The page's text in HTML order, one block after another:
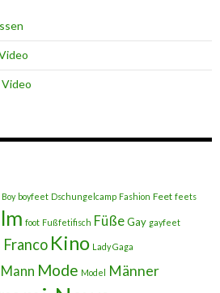
Boy boyfeet Dschungelcamp Fashion Feet feets
foot Fußfetifisch FüßeGay gayfeet
Franco Kino Lady Gaga
Mann Mode Model Männer